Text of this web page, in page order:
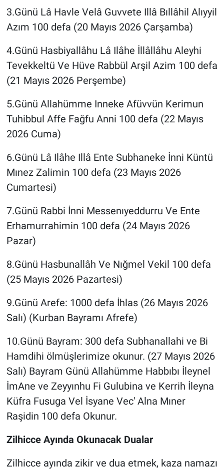
3.Günü Lâ Havle Velâ Guvvete Illâ Bıllâhil Alıyyil
Azım 100 defa (20 Mayıs 2026 Çarşamba)
4.Günü Hasbiyallâhu Lâ Ilâhe İllâllâhu Aleyhi
Tevekkeltü Ve Hüve Rabbül Arşil Azim 100 defa
(21 Mayıs 2026 Perşembe)
5.Günü Allahümme Inneke Afüvvün Kerimun
Tuhibbul Affe Fağfu Anni 100 defa (22 Mayıs
2026 Cuma)
6.Günü Lâ Ilâhe Illâ Ente Subhaneke İnni Küntü
Mınez Zalimin 100 defa (23 Mayıs 2026
Cumartesi)
7.Günü Rabbi İnni Messenıyeddurru Ve Ente
Erhamurrahimin 100 defa (24 Mayıs 2026
Pazar)
8.Günü Hasbunallâh Ve Nığmel Vekil 100 defa
(25 Mayıs 2026 Pazartesi)
9.Günü Arefe: 1000 defa İhlas (26 Mayıs 2026
Salı) (Kurban Bayramı Afrefe)
10.Günü Bayram: 300 defa Subhanallahi ve Bi
Hamdihi ölmüşlerimize okunur. (27 Mayıs 2026
Salı) Bayram Günü Allahümme Habbıbı İleynel
İmAne ve Zeyyınhu Fi Gulubina ve Kerrih İleyna
Küfra Fusuga Vel İsyane Vec' Alna Mıner
Raşidin 100 defa Okunur.
Zilhicce Ayında Okunacak Dualar
Zilhicce ayında zikir ve dua etmek, kaza namazı